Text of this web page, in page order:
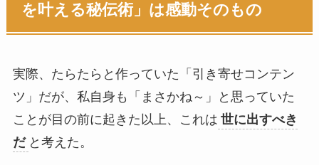
を叶える秘伝術」は感動そのもの
実際、たらたらと作っていた「引き寄せコンテン
ツ」だが、私自身も「まさかね～」と思っていた
ことが目の前に起きた以上、これは 世に出すべき
だ と考えた。